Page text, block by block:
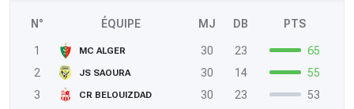
N° ÉQUIPE MJ DB PTS
1 MC ALGER 30 23
65
2
JS SAOURA 30 14
55
3
CR BELOUIZDAD 30 23
53